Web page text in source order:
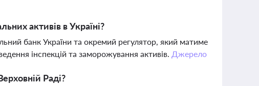
активів в Україні?
банк України та окремий регулятор, який матиме
інспекцій та заморожування активів. Джерело
Раді?